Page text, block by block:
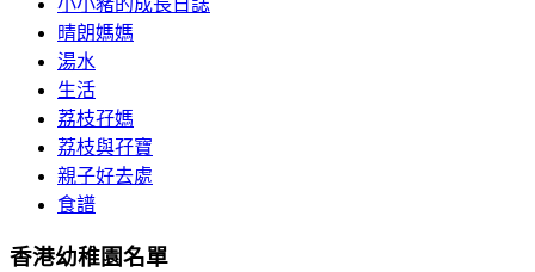
晴朗媽媽
湯水
生活
荔枝孖媽
荔枝與孖寶
親子好去處
食譜
香港幼稚園名單